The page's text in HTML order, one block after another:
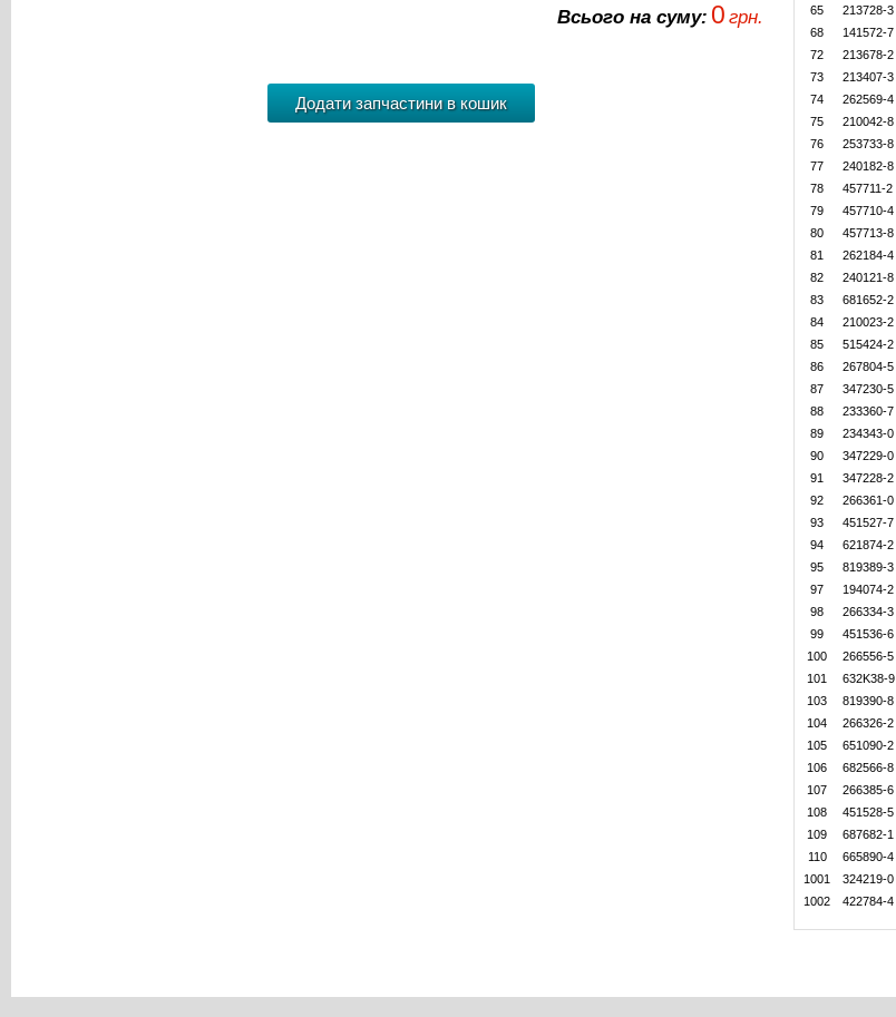
Всього на суму: 0 грн.
65
213728-3
68
141572-7
72
213678-2
73
213407-3
74
262569-4
75
210042-8
76
253733-8
77
240182-8
78
457711-2
79
457710-4
80
457713-8
81
262184-4
82
240121-8
83
681652-2
84
210023-2
85
515424-2
86
267804-5
87
347230-5
88
233360-7
89
234343-0
90
347229-0
91
347228-2
92
266361-0
93
451527-7
94
621874-2
95
819389-3
97
194074-2
98
266334-3
99
451536-6
100
266556-5
101
632K38-9
103
819390-8
104
266326-2
105
651090-2
106
682566-8
107
266385-6
108
451528-5
109
687682-1
110
665890-4
1001
324219-0
1002
422784-4